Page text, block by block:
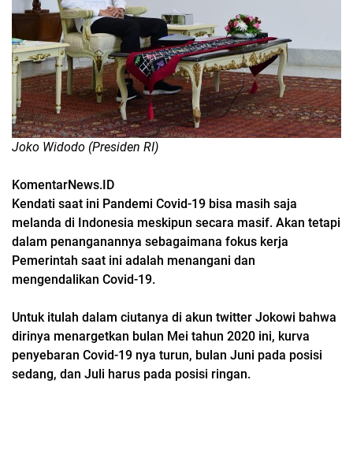
Joko Widodo (Presiden RI)
KomentarNews.ID
Kendati saat ini Pandemi Covid-19 bisa masih saja
melanda di Indonesia meskipun secara masif. Akan tetapi
dalam penanganannya sebagaimana fokus kerja
Pemerintah saat ini adalah menangani dan
mengendalikan Covid-19.
Untuk itulah dalam ciutanya di akun twitter Jokowi bahwa
dirinya menargetkan bulan Mei tahun 2020 ini, kurva
penyebaran Covid-19 nya turun, bulan Juni pada posisi
sedang, dan Juli harus pada posisi ringan.